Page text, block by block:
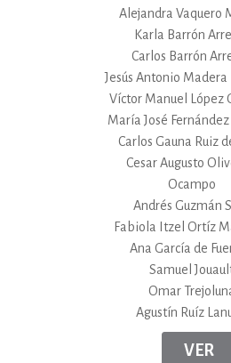
Alejandra Vaquero
Karla Barrón
Carlos Barrón
Jesús Antonio Madera
Víctor Manuel López
María José Fernández
Carlos Gauna Ruiz
Cesar Augusto
Ocampo
Andrés Guzmán
Fabiola Itzel Ortíz
Ana García de
Samuel
Omar
Agustín Ruíz
VER